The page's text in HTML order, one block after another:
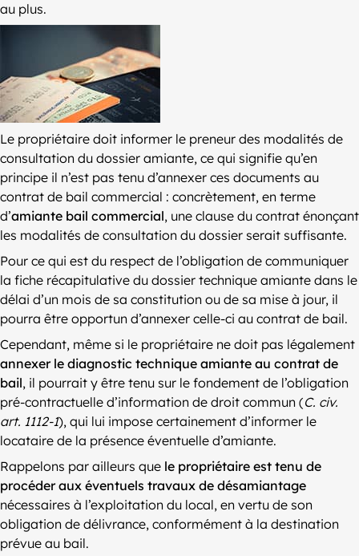
au plus.
Le propriétaire doit informer le preneur des modalités de
consultation du dossier amiante, ce qui signifie qu’en
principe il n’est pas tenu d’annexer ces documents au
contrat de bail commercial : concrètement, en terme
d’amiante bail commercial, une clause du contrat énonçant
les modalités de consultation du dossier serait suffisante.
Pour ce qui est du respect de l’obligation de communiquer
la fiche récapitulative du dossier technique amiante dans le
délai d’un mois de sa constitution ou de sa mise à jour, il
pourra être opportun d’annexer celle-ci au contrat de bail.
Cependant, même si le propriétaire ne doit pas légalement
annexer le diagnostic technique amiante au contrat de
bail, il pourrait y être tenu sur le fondement de l’obligation
pré-contractuelle d’information de droit commun (C. civ.
art. 1112-1), qui lui impose certainement d’informer le
locataire de la présence éventuelle d’amiante.
Rappelons par ailleurs que le propriétaire est tenu de
procéder aux éventuels travaux de désamiantage
nécessaires à l’exploitation du local, en vertu de son
obligation de délivrance, conformément à la destination
prévue au bail.